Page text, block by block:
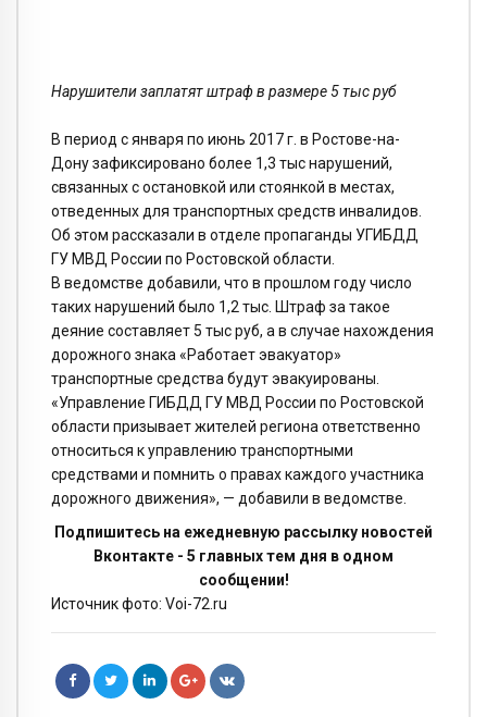
Нарушители заплатят штраф в размере 5 тыс руб
В период с января по июнь 2017 г. в Ростове-на-
Дону зафиксировано более 1,3 тыс нарушений,
связанных с остановкой или стоянкой в местах,
отведенных для транспортных средств инвалидов.
Об этом рассказали в отделе пропаганды УГИБДД
ГУ МВД России по Ростовской области.
В ведомстве добавили, что в прошлом году число
таких нарушений было 1,2 тыс. Штраф за такое
деяние составляет 5 тыс руб, а в случае нахождения
дорожного знака «Работает эвакуатор»
транспортные средства будут эвакуированы.
«Управление ГИБДД ГУ МВД России по Ростовской
области призывает жителей региона ответственно
относиться к управлению транспортными
средствами и помнить о правах каждого участника
дорожного движения», — добавили в ведомстве.
Подпишитесь на ежедневную рассылку новостей
Вконтакте - 5 главных тем дня в одном
сообщении!
Источник фото: Voi-72.ru